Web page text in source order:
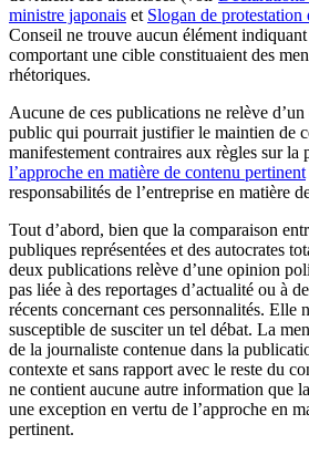
ministre japonais et Slogan de protestation
Conseil ne trouve aucun élément
comportant une cible constituaient des
rhétoriques.
Aucune de ces publications ne relève
public qui pourrait justifier le maintien de
manifestement contraires aux règles sur la
l’approche en matière de contenu pertinent
responsabilités de l’entreprise en matière
Tout d’abord, bien que la comparaison
publiques représentées et des autocrates
deux publications relève d’une opinion
pas liée à des reportages d’actualité ou à
récents concernant ces personnalités. Elle
susceptible de susciter un tel débat. La
de la journaliste contenue dans la
contexte et sans rapport avec le reste du
ne contient aucune autre information que
une exception en vertu de l’approche en
pertinent.